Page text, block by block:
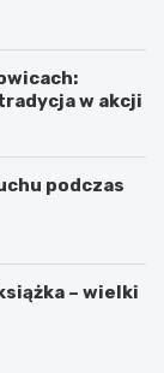
w akcji
podczas
– wielki